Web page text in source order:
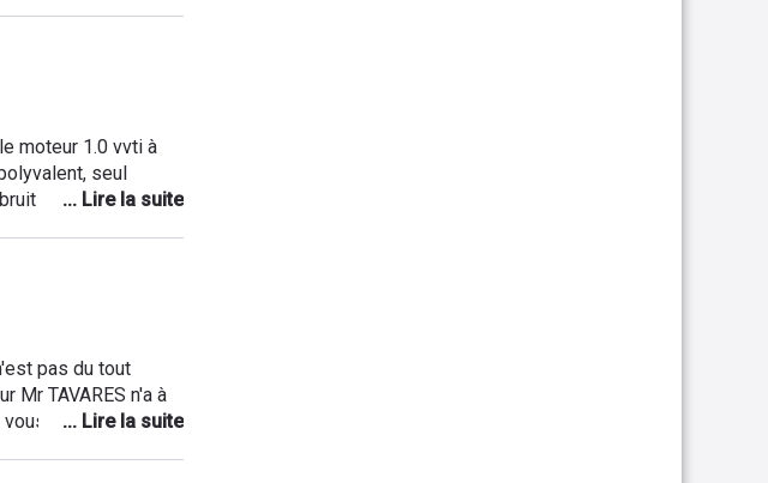
moteur 1.0 vvti à
seul
Sinon il n'y a rien
4.5l aux 100km,
pas du tout
Mr TAVARES n'a à
vous déconseille